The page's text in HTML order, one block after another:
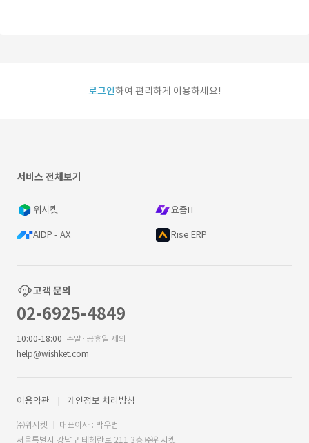
로그인하여 편리하게 이용하세요!
서비스 전체보기
위시켓 요즘IT
AIDP - AX Rise ERP
고객 문의
02-6925-4849
10:00-18:00 주말·공휴일 제외
help@wishket.com
이용약관 개인정보 처리방침
㈜위시켓
대표이사 : 박우범
서울특별시 강남구 테헤란로 211 3층 ㈜위시켓